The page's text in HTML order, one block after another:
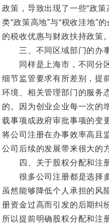
政策，导致出现了一些“政策
类“政策高地”与“税收洼地”
的税收优惠与财政扶持政策。
三、不同区域部门的办
同样是上海市，不同分区
细节监管要求有所差别，提
环境、相关管理部门的服务
的。因为创业企业每一次的
载事项或政府审批事项的变
将公司注册在办事效率高且
公司后续的发展带来很大的
四、关于股权分配和注
很多公司注册都是选择多
虽然能够降低个人承担的风
册资金过高而引发的后期纠
所以提前明确股权分配和注